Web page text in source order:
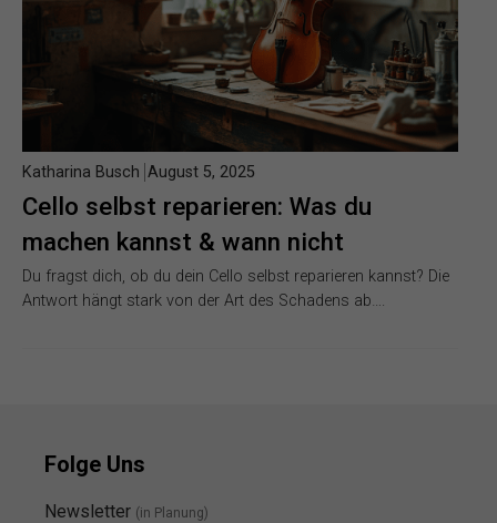
Cello selbst reparieren: Was du
machen kannst & wann nicht
Katharina Busch August 5, 2025
Du fragst dich, ob du dein Cello selbst reparieren kannst? Die
Antwort hängt stark von der Art des Schadens ab….
Folge Uns
Newsletter (in Planung)